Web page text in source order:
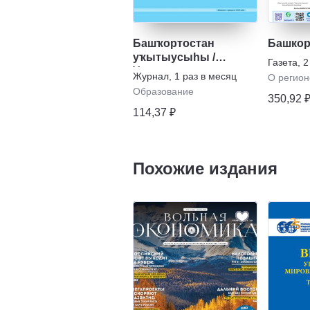
Башҡортостан
уҡытыусыhы /
Учитель
Башкортостана
Журнал 1 раз в месяц
Образование
114,37 ₽
Газета
О
350,92 ₽
Похожие издания